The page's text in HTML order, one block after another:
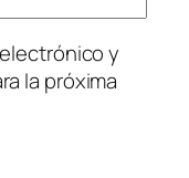
y
la próxima